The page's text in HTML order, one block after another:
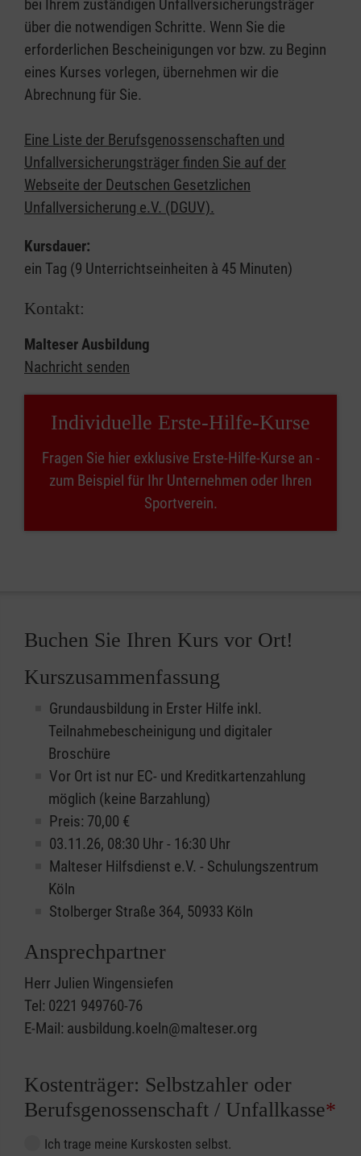
bei Ihrem zuständigen Unfallversicherungsträger
über die notwendigen Schritte. Wenn Sie die
erforderlichen Bescheinigungen vor bzw. zu Beginn
eines Kurses vorlegen, übernehmen wir die
Abrechnung für Sie.
Eine Liste der Berufsgenossenschaften und
Unfallversicherungsträger finden Sie auf der
Webseite der Deutschen Gesetzlichen
Unfallversicherung e.V. (DGUV).
Kursdauer:
ein Tag (9 Unterrichtseinheiten à 45 Minuten)
Kontakt:
Malteser Ausbildung
Nachricht senden
Individuelle Erste-Hilfe-Kurse
Fragen Sie hier exklusive Erste-Hilfe-Kurse an -
zum Beispiel für Ihr Unternehmen oder Ihren
Sportverein.
Buchen Sie Ihren Kurs vor Ort!
Kurszusammenfassung
Grundausbildung in Erster Hilfe inkl.
Teilnahmebescheinigung und digitaler
Broschüre
Vor Ort ist nur EC- und Kreditkartenzahlung
möglich (keine Barzahlung)
Preis: 70,00 €
03.11.26, 08:30 Uhr - 16:30 Uhr
Malteser Hilfsdienst e.V. - Schulungszentrum
Köln
Stolberger Straße 364, 50933 Köln
Ansprechpartner
Herr Julien Wingensiefen
Tel: 0221 949760-76
E-Mail: ausbildung.koeln@malteser.org
Kostenträger: Selbstzahler oder
Berufsgenossenschaft / Unfallkasse*
Ich trage meine Kurskosten selbst.